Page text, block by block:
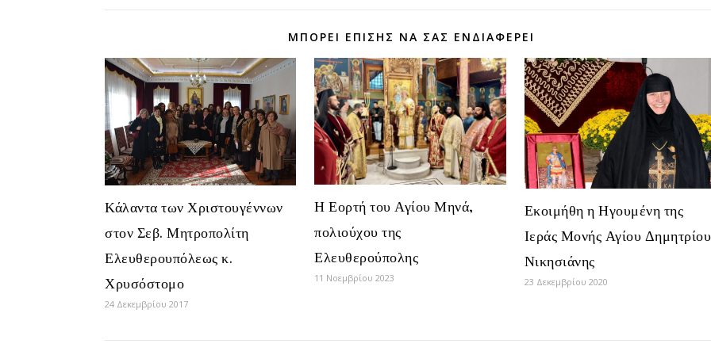
ΜΠΟΡΕΊ ΕΠΊΣΗΣ ΝΑ ΣΑΣ ΕΝΔΙΑΦΈΡΕΙ
Κάλαντα των Χριστουγέννων
στον Σεβ. Μητροπολίτη
Ελευθερουπόλεως κ.
Χρυσόστομο
24 Δεκεμβρίου 2017
Η Εορτή του Αγίου Μηνά,
πολιούχου της
Ελευθερούπολης
11 Νοεμβρίου 2023
Εκοιμήθη η Ηγουμένη της
Ιεράς Μονής Αγίου Δημητρίου
Νικησιάνης
23 Δεκεμβρίου 2020